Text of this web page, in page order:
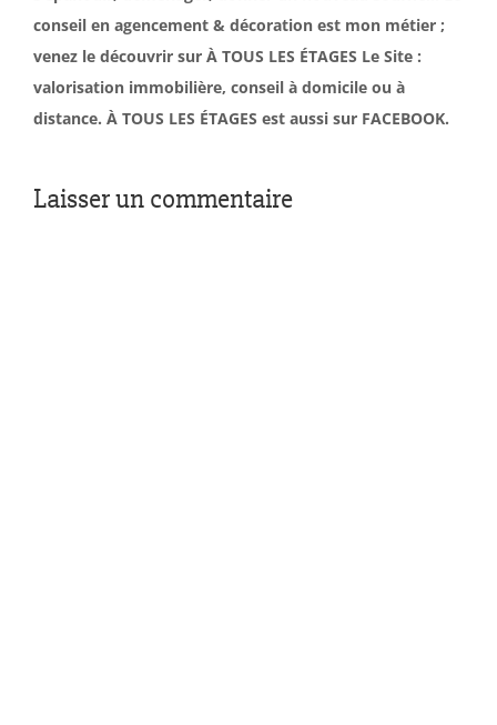
conseil en agencement & décoration est mon métier ;
venez le découvrir sur À TOUS LES ÉTAGES Le Site :
valorisation immobilière, conseil à domicile ou à
distance. À TOUS LES ÉTAGES est aussi sur FACEBOOK.
Laisser un commentaire